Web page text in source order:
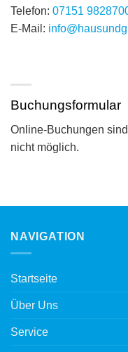
Telefon: 07151
E-Mail:
Buchungsformular
Online-Buchungen
nicht möglich.
NAVIGATION
Startseite
Über Uns
Service